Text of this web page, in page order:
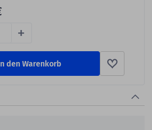
+
den Warenkorb